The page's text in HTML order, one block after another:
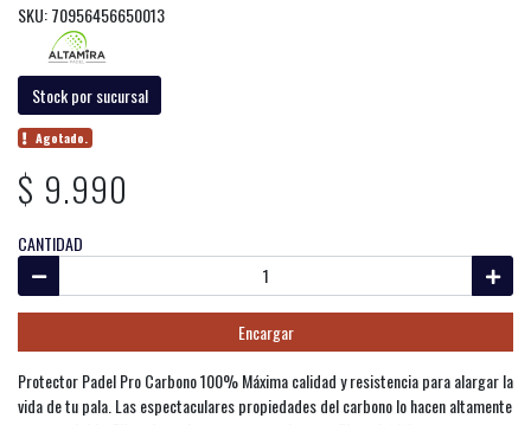
SKU: 70956456650013
Stock por sucursal
Agotado.
$ 9.990
CANTIDAD
Encargar
Protector Padel Pro Carbono 100% Máxima calidad y resistencia para alargar la
vida de tu pala. Las espectaculares propiedades del carbono lo hacen altamente